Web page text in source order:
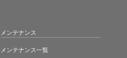
メンテナンス
メンテナンス一覧